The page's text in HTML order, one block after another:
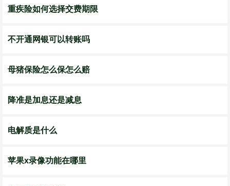
重疾险如何选择交费期限
不开通网银可以转账吗
母猪保险怎么保怎么赔
降准是加息还是减息
电解质是什么
苹果x录像功能在哪里